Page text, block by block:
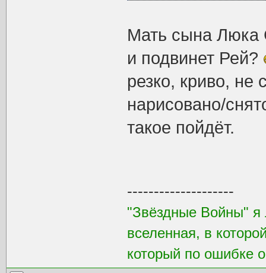
Мать сына Люка
и подвинет Рей?
резко, криво, не
нарисовано/
такое пойдёт.
--------------------
"Звёздные Войны" я
вселенная, в
который по ошибке